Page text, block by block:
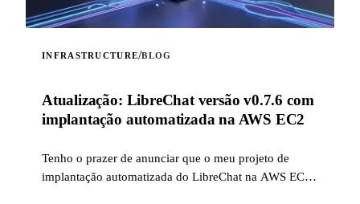
INFRASTRUCTURE/BLOG
Atualização: LibreChat versão v0.7.6 com
implantação automatizada na AWS EC2
Tenho o prazer de anunciar que o meu projeto de
implantação automatizada do LibreChat na AWS EC2